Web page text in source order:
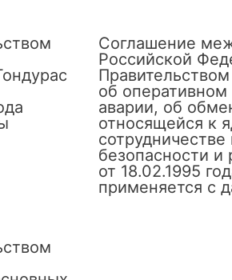
Соглашение
Российской
об
аварии, об
относящейся к
безопасности
от 18.02.1995
применяется с